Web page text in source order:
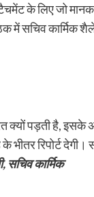
के लिए जो मानक
सचिव कार्मिक शैलेश
पड़ती है, इसके
भीतर रिपोर्ट
सचिव कार्मिक